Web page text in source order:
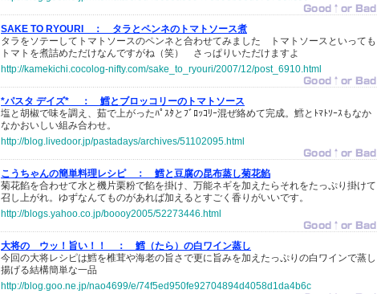
SAKE TO RYOURI ：
タラとペンネのトマトソース煮
タラをソテーしてトマトソースのペンネと合わせてみました トマトソースといっても
トマトを煮詰めただけなんですがね（笑） さっぱりいただけますよ
http://kamekichi.cocolog-nifty.com/sake_to_ryouri/2007/12/post_6910.html
*パスタ デイズ* ：
鱈とブロッコリーのトマトソース
塩と胡椒で味を調え、茹で上がったﾊﾟｽﾀとﾌﾞﾛｯｺﾘｰ混ぜ絡めて完成。鱈とﾄﾏﾄｿｰｽもなか
なかおいしい組み合わせ。
http://blog.livedoor.jp/pastadays/archives/51102095.html
こうちゃんの簡単料理レシピ ：
鱈と豆腐の昆布蒸し菊花餡
菊花餡を合わせて水と機片栗粉で餡を掛け、万能ネギを加えたらそれをたっぷり掛けて
召し上がれ。ゆずなんてものがあれば加えるとすごく香りがいいです。
http://blogs.yahoo.co.jp/boooy2005/52273446.html
大将の ウッ！旨い！！ ：
鱈（たら）の白ワイン蒸し
今回の大将レシピは鱈を椎茸や海老の旨さで更に旨みを加えたっぷりの白ワインで蒸し
揚げる結構簡単な一品
http://blog.goo.ne.jp/nao4699/e/74f5ed950fe92704894d4058d1da4b6c